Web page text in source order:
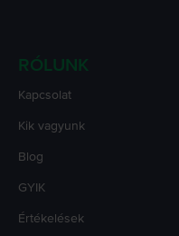
RÓLUNK
Kapcsolat
Kik vagyunk
Blog
GYIK
Értékelések